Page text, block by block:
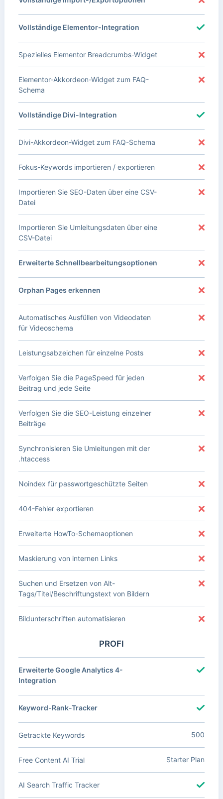
Vollständige Elementor-Integration
Spezielles Elementor Breadcrumbs-Widget
Elementor-Akkordeon-Widget zum FAQ-
Schema
Vollständige Divi-Integration
Divi-Akkordeon-Widget zum FAQ-Schema
Fokus-Keywords importieren / exportieren
Importieren Sie SEO-Daten über eine CSV-
Datei
Importieren Sie Umleitungsdaten über eine
CSV-Datei
Erweiterte Schnellbearbeitungsoptionen
Orphan Pages erkennen
Automatisches Ausfüllen von Videodaten
für Videoschema
Leistungsabzeichen für einzelne Posts
Verfolgen Sie die PageSpeed für jeden
Beitrag und jede Seite
Verfolgen Sie die SEO-Leistung einzelner
Beiträge
Synchronisieren Sie Umleitungen mit der
.htaccess
Noindex für passwortgeschützte Seiten
404-Fehler exportieren
Erweiterte HowTo-Schemaoptionen
Maskierung von internen Links
Suchen und Ersetzen von Alt-
Tags/Titel/Beschriftungstext von Bildern
Bildunterschriften automatisieren
PROFI
Erweiterte Google Analytics 4-
Integration
Keyword-Rank-Tracker
Getrackte Keywords 500
Free Content AI Trial Starter Plan
AI Search Traffic Tracker